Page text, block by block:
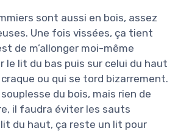
sont aussi en bois, assez
Une fois vissées, ça tient
de m’allonger moi-même
le lit du bas puis sur celui du haut
ou qui se tord bizarrement.
du bois, mais rien de
il faudra éviter les sauts
du haut, ça reste un lit pour